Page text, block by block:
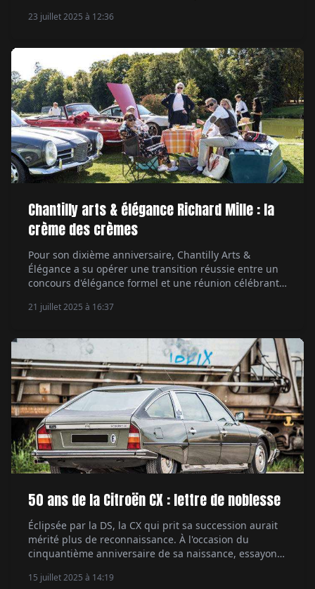
historiques. Par Marc de Tienda.
23 juillet 2025 à 12:36
Chantilly arts & élégance Richard Mille : la
crème des crèmes
Pour son dixième anniversaire, Chantilly Arts &
Élégance a su opérer une transition réussie entre un
concours d'élégance formel et une réunion célébrant
vrai succès couronné par une fréquentation record.
21 juillet 2025 à 16:37
50 ans de la Citroën CX : lettre de noblesse
Éclipsée par la DS, la CX qui prit sa succession aurait
mérité plus de reconnaissance. À l'occasion du
cinquantième anniversaire de sa naissance, essayons
de noblesse aux initiales du coefficient de traînée. Par
15 juillet 2025 à 14:19